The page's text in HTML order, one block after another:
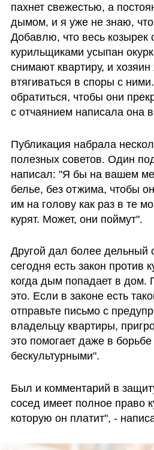
пахнет свежестью, а
дымом, и я уже не знаю,
Добавлю, что весь козырек
курильщиками усыпан
снимают квартиру, и
втягиваться в споры с
обратиться, чтобы они
с отчаянием написала она
Публикация набрала
полезных советов. Один
написал: "Я бы на вашем
белье, без отжима, чтобы
им на голову как раз в те
курят. Может, они поймут".
Другой дал более дельный
сегодня есть закон против
когда дым попадает в дом.
это. Если в законе есть
отправьте письмо с
владельцу квартиры,
это помогает даже в
бескультурными".
Был и комментарий в
сосед имеет полное право
которую он платит", -